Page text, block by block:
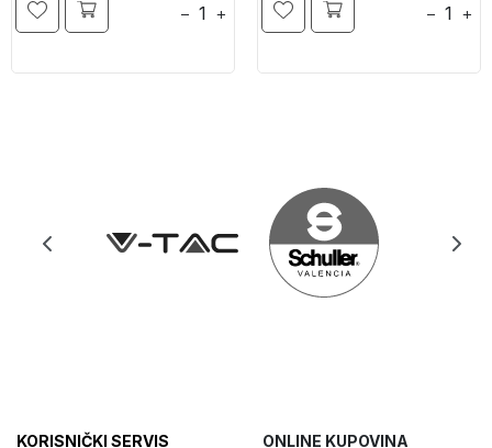
− + − +
KORISNIČKI SERVIS
ONLINE KUPOVINA